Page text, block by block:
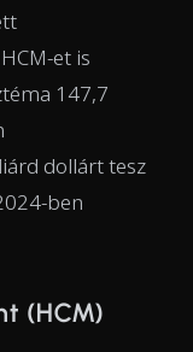
et is
147,7
dollárt tesz
ben
(HCM)